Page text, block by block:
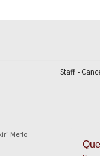
Staff•
Merlo